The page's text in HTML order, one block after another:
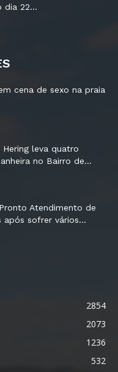
dia 22...
cena de sexo na praia
Hering leva quatro
no Bairro de...
Atendimento de
após sofrer vários...
2854
2073
1236
532